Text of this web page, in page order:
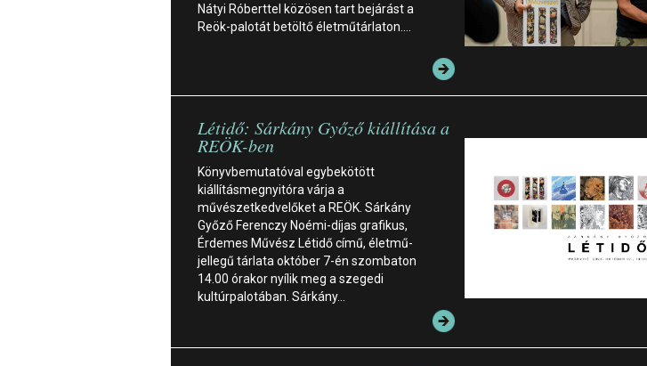
Nátyi Róberttel közösen tart bejárást a
Reök-palotát betöltő életműtárlaton.…
Létidő: Sárkány Győző kiállítása a
REÖK-ben
Könyvbemutatóval egybekötött
kiállításmegnyitóra várja a
művészetkedvelőket a REÖK. Sárkány
Győző Ferenczy Noémi-díjas grafikus,
Érdemes Művész Létidő című, életmű-
jellegű tárlata október 7-én szombaton
14.00 órakor nyílik meg a szegedi
kultúrpalotában. Sárkány…